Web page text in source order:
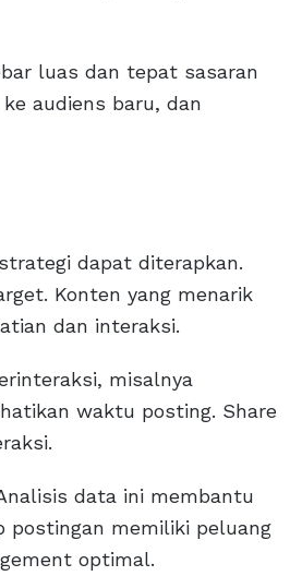
luas dan tepat sasaran
audiens baru, dan
dapat diterapkan.
Konten yang menarik
dan interaksi.
misalnya
waktu posting. Share
data ini membantu
postingan memiliki peluang
optimal.